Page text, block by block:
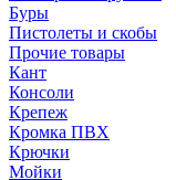
Буры
Пистолеты и скобы
Прочие товары
Кант
Консоли
Крепеж
Кромка ПВХ
Крючки
Мойки